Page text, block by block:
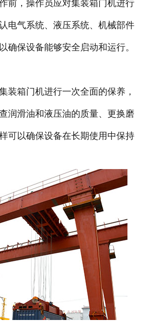
前，操作员应对集装箱门机进行
电气系统、液压系统、机械部件
确保设备能够安全启动和运行。
装箱门机进行一次全面的保养，
润滑油和液压油的质量、更换磨
可以确保设备在长期使用中保持